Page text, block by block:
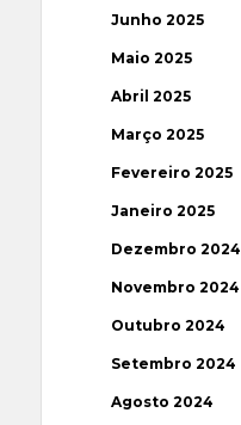
Junho 2025
Maio 2025
Abril 2025
Março 2025
Fevereiro 2025
Janeiro 2025
Dezembro 2024
Novembro 2024
Outubro 2024
Setembro 2024
Agosto 2024